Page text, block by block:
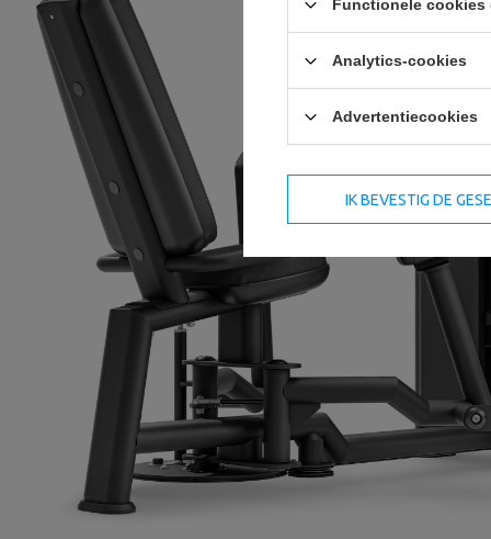
Functionele cookies
Analytics-cookies
Advertentiecookies
IK BEVESTIG DE